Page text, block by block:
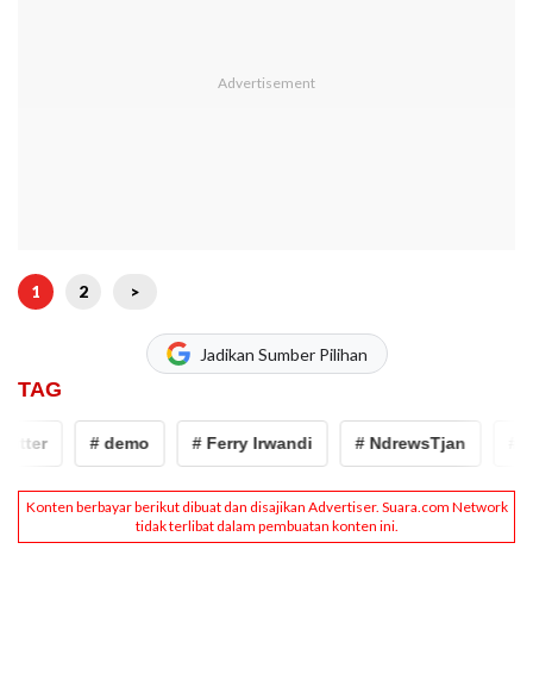
1 2 >
Jadikan Sumber Pilihan
TAG
# demo # Ferry Irwandi # NdrewsTjan